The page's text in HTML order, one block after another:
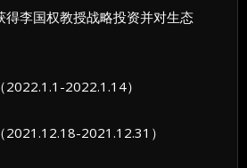
李国权教授战略投资并对生态
2022.1.14）
2021.12.31）